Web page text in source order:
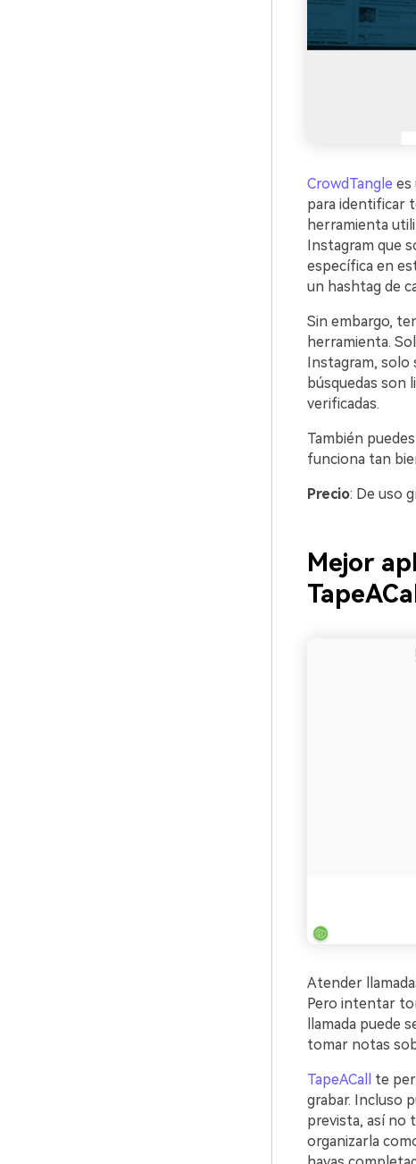
CrowdTangle es
para identificar
herramienta
Instagram que
específica en
un hashtag de
Sin embargo,
herramienta.
Instagram, solo
búsquedas son
verificadas.
También
funciona tan
Precio: De uso
Mejor
TapeACall
Atender
Pero intentar
llamada puede
tomar notas
TapeACall
te
grabar. Incluso
prevista, así no
organizarla